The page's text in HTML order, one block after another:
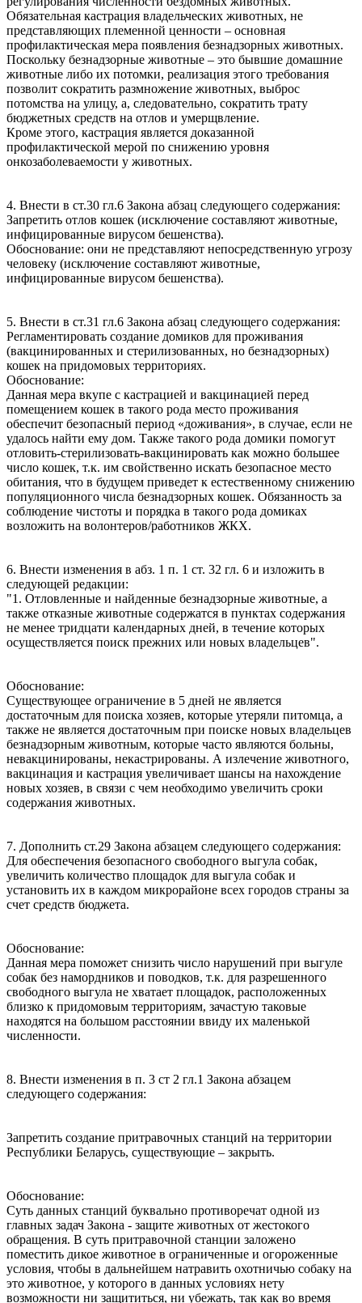
Обязательная кастрация владельческих животных, не
представляющих племенной ценности – основная
профилактическая мера появления безнадзорных животных.
Поскольку безнадзорные животные – это бывшие домашние
животные либо их потомки, реализация этого требования
позволит сократить размножение животных, выброс
потомства на улицу, а, следовательно, сократить трату
бюджетных средств на отлов и умерщвление.
Кроме этого, кастрация является доказанной
профилактической мерой по снижению уровня
онкозаболеваемости у животных.
4. Внести в ст.30 гл.6 Закона абзац следующего содержания:
Запретить отлов кошек (исключение составляют животные,
инфицированные вирусом бешенства).
Обоснование: они не представляют непосредственную угрозу
человеку (исключение составляют животные,
инфицированные вирусом бешенства).
5. Внести в ст.31 гл.6 Закона абзац следующего содержания:
Регламентировать создание домиков для проживания
(вакцинированных и стерилизованных, но безнадзорных)
кошек на придомовых территориях.
Обоснование:
Данная мера вкупе с кастрацией и вакцинацией перед
помещением кошек в такого рода место проживания
обеспечит безопасный период «доживания», в случае, если не
удалось найти ему дом. Также такого рода домики помогут
отловить-стерилизовать-вакцинировать как можно большее
число кошек, т.к. им свойственно искать безопасное место
обитания, что в будущем приведет к естественному снижению
популяционного числа безнадзорных кошек. Обязанность за
соблюдение чистоты и порядка в такого рода домиках
возложить на волонтеров/работников ЖКХ.
6. Внести изменения в абз. 1 п. 1 ст. 32 гл. 6 и изложить в
следующей редакции:
"1. Отловленные и найденные безнадзорные животные, а
также отказные животные содержатся в пунктах содержания
не менее тридцати календарных дней, в течение которых
осуществляется поиск прежних или новых владельцев".
Обоснование:
Существующее ограничение в 5 дней не является
достаточным для поиска хозяев, которые утеряли питомца, а
также не является достаточным при поиске новых владельцев
безнадзорным животным, которые часто являются больны,
невакцинированы, некастрированы. А излечение животного,
вакцинация и кастрация увеличивает шансы на нахождение
новых хозяев, в связи с чем необходимо увеличить сроки
содержания животных.
7. Дополнить ст.29 Закона абзацем следующего содержания:
Для обеспечения безопасного свободного выгула собак,
увеличить количество площадок для выгула собак и
установить их в каждом микрорайоне всех городов страны за
счет средств бюджета.
Обоснование:
Данная мера поможет снизить число нарушений при выгуле
собак без намордников и поводков, т.к. для разрешенного
свободного выгула не хватает площадок, расположенных
близко к придомовым территориям, зачастую таковые
находятся на большом расстоянии ввиду их маленькой
численности.
8. Внести изменения в п. 3 ст 2 гл.1 Закона абзацем
следующего содержания:
Запретить создание притравочных станций на территории
Республики Беларусь, существующие – закрыть.
Обоснование:
Суть данных станций буквально противоречат одной из
главных задач Закона - защите животных от жестокого
обращения. В суть притравочной станции заложено
поместить дикое животное в ограниченные и огороженные
условия, чтобы в дальнейшем натравить охотничью собаку на
это животное, у которого в данных условиях нету
возможности ни защититься, ни убежать, так как во время